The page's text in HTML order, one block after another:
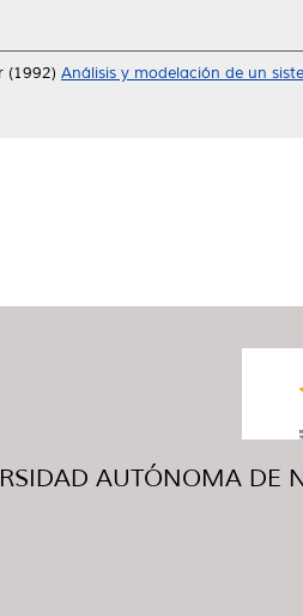
(1992) Análisis y modelación de un
AUTÓNOMA DE